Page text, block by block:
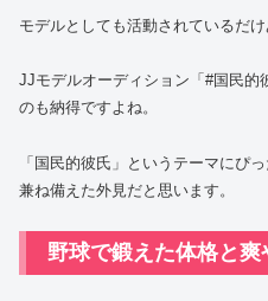
モデルとしても活動されているだ
JJモデルオーディション「#国民的
のも納得ですよね。
「国民的彼氏」というテーマにぴ
兼ね備えた外見だと思います。
野球で鍛えた体格と爽